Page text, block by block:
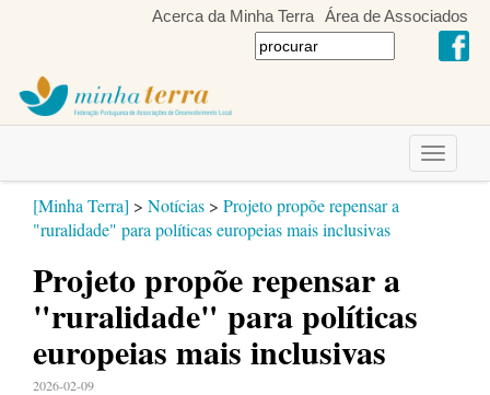
Acerca da Minha Terra Área de Associados
Toggle
[Minha Terra] > Notícias > Projeto propõe repensar a
"ruralidade" para políticas europeias mais inclusivas
Projeto propõe repensar a
"ruralidade" para políticas
europeias mais inclusivas
2026-02-09